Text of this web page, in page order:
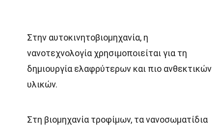
Στην αυτοκινητοβιομηχανία, η
νανοτεχνολογία χρησιμοποιείται για τη
δημιουργία ελαφρύτερων και πιο ανθεκτικών
υλικών.
Στη βιομηχανία τροφίμων, τα νανοσωματίδια